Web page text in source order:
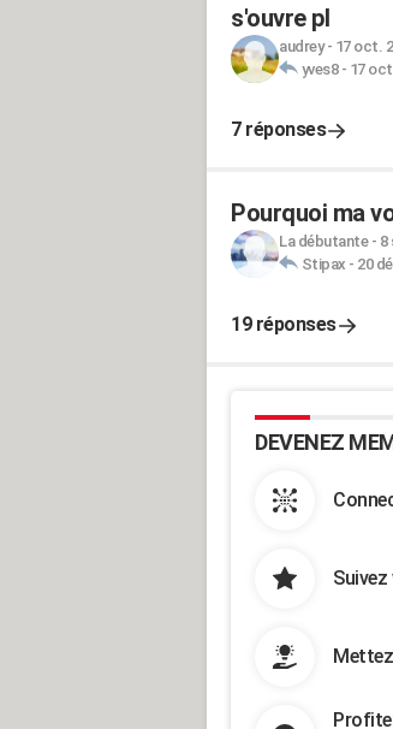
s'ouvre pl
audrey- 17 oct.
yves8- 17
7 réponses
Pourquoi ma
La débutante- 8
Stipax - 20
19 réponses
DEVENEZ